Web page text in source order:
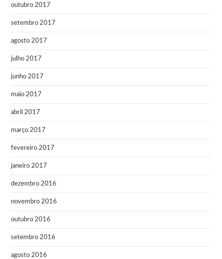
outubro 2017
setembro 2017
agosto 2017
julho 2017
junho 2017
maio 2017
abril 2017
março 2017
fevereiro 2017
janeiro 2017
dezembro 2016
novembro 2016
outubro 2016
setembro 2016
agosto 2016